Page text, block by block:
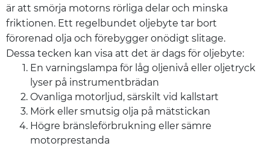
är att smörja motorns rörliga delar och minska
friktionen. Ett regelbundet oljebyte tar bort
förorenad olja och förebygger onödigt slitage.
Dessa tecken kan visa att det är dags för oljebyte:
En varningslampa för låg oljenivå eller oljetryck
lyser på instrumentbrädan
Ovanliga motorljud, särskilt vid kallstart
Mörk eller smutsig olja på mätstickan
Högre bränsleförbrukning eller sämre
motorprestanda